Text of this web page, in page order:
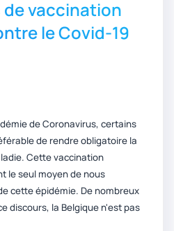
vaccination
le Covid-19
de Coronavirus, certains
de rendre obligatoire la
Cette vaccination
le seul moyen de nous
cette épidémie. De nombreux
discours, la Belgique n'est pas